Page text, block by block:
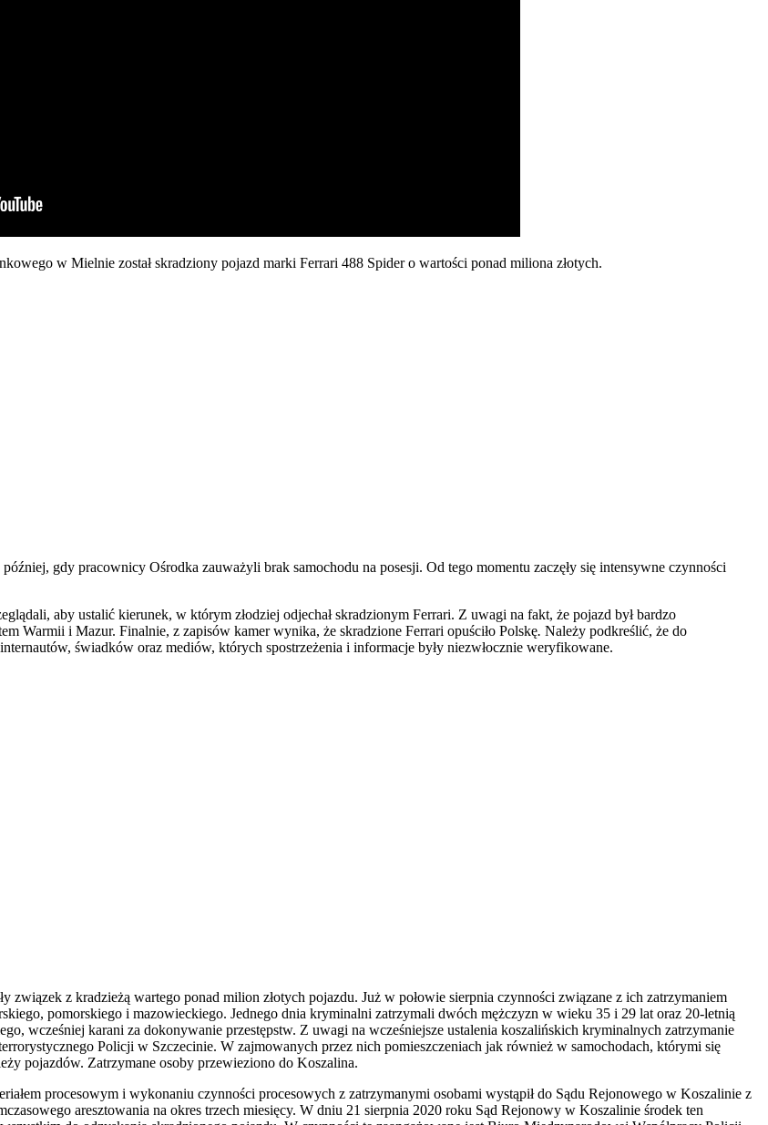
w Mielnie został skradziony pojazd marki Ferrari 488 Spider o wartości ponad miliona złotych.
gdy pracownicy Ośrodka zauważyli brak samochodu na posesji. Od tego momentu zaczęły się intensywne czynności
aby ustalić kierunek, w którym złodziej odjechał skradzionym Ferrari. Z uwagi na fakt, że pojazd był bardzo
Warmii i Mazur. Finalnie, z zapisów kamer wynika, że skradzione Ferrari opuściło Polskę. Należy podkreślić, że do
świadków oraz mediów, których spostrzeżenia i informacje były niezwłocznie weryfikowane.
z kradzieżą wartego ponad milion złotych pojazdu. Już w połowie sierpnia czynności związane z ich zatrzymaniem
pomorskiego i mazowieckiego. Jednego dnia kryminalni zatrzymali dwóch mężczyzn w wieku 35 i 29 lat oraz 20-letnią
wcześniej karani za dokonywanie przestępstw. Z uwagi na wcześniejsze ustalenia koszalińskich kryminalnych zatrzymanie
Policji w Szczecinie. W zajmowanych przez nich pomieszczeniach jak również w samochodach, którymi się
pojazdów. Zatrzymane osoby przewieziono do Koszalina.
procesowym i wykonaniu czynności procesowych z zatrzymanymi osobami wystąpił do Sądu Rejonowego w Koszalinie z
aresztowania na okres trzech miesięcy. W dniu 21 sierpnia 2020 roku Sąd Rejonowy w Koszalinie środek ten